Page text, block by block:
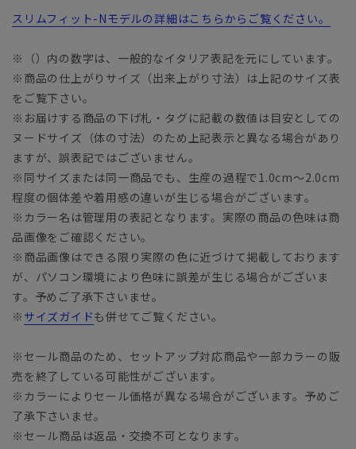
スリムフィット-Nモデルの詳細はこちらからご覧ください。
※（）内の数字は、一般的なイタリア表記を元にしています。
※商品の仕上がりサイズ（出来上がり寸法）は上記のサイズ表
をご覧下さい。
※お届けする商品の下げ札・タグに記載の数値は目安としての
ヌードサイズ（体の寸法）のため上記表示と異なる場合があり
ますが、誤表記ではございません。
※同サイズまたは同一商品でも、生産の過程で1.0cm～2.0cm
程度の個体差や着用感の違いが生じる場合がございます。
※カラー名は管理用の表記となります。実際の商品の色味は商
品画像をご確認ください。
※商品画像はできる限り実際の色に近づけて掲載しております
が、パソコン環境により色味に誤差が生じる場合がございま
す。予めご了承下さいませ。
※ サイズガイドも併せてご覧ください。
※セール商品のため、セットアップ対応商品や一部カラーの販
売を終了している可能性がございます。
※カラーによりセール価格が異なる場合がございます。予めご
了承下さいませ。
※セール商品は返品・交換不可となります。